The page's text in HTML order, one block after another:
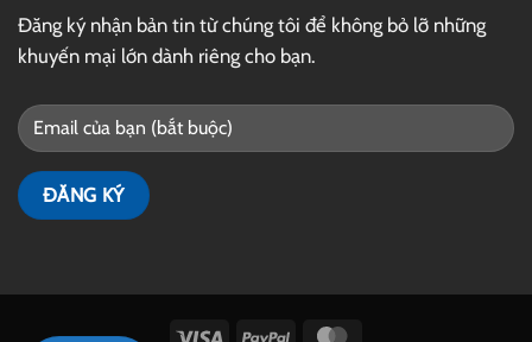
Đăng ký nhận bản tin từ chúng tôi để không bỏ lỡ những
khuyến mại lớn dành riêng cho bạn.
Visa PayPal